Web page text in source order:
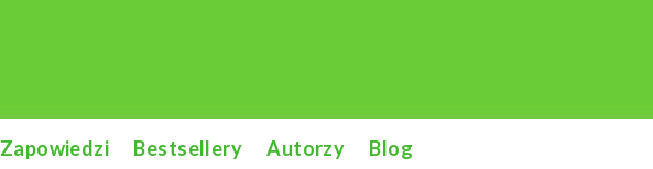
Zapowiedzi Bestsellery Autorzy Blog